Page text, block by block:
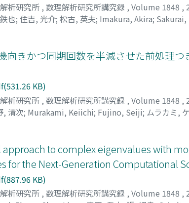
析研究所 , 数理解析研究所講究録 , Volume 1848 ,
也; 住吉, 光介; 松古, 英夫; Imakura, Akira; Sakurai,
向きかつ同期回数を半減させた前処理
KB)
析研究所 , 数理解析研究所講究録 , Volume 1848 ,
, 清次; Murakami, Keiichi; Fujino, Seiji; ムラカミ,
to complex eigenvalues with
for the Next-Generation Computational
KB)
析研究所 , 数理解析研究所講究録 , Volume 1848 ,